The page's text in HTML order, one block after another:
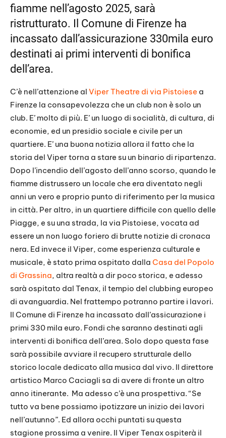
fiamme nell’agosto 2025, sarà
ristrutturato. Il Comune di Firenze ha
incassato dall’assicurazione 330mila euro
destinati ai primi interventi di bonifica
dell’area.
C’è nell’attenzione al Viper Theatre di via Pistoiese a
Firenze la consapevolezza che un club non è solo un
club. E’ molto di più. E’ un luogo di socialità, di cultura, di
economie, ed un presidio sociale e civile per un
quartiere. E’ una buona notizia allora il fatto che la
storia del Viper torna a stare su un binario di ripartenza.
Dopo l’incendio dell’agosto dell’anno scorso, quando le
fiamme distrussero un locale che era diventato negli
anni un vero e proprio punto di riferimento per la musica
in città. Per altro, in un quartiere difficile con quello delle
Piagge, e su una strada, la via Pistoiese, vocata ad
essere un non luogo foriero di brutte notizie di cronaca
nera. Ed invece il Viper, come esperienza culturale e
musicale, è stato prima ospitato dalla Casa del Popolo
di Grassina, altra realtà a dir poco storica, e adesso
sarà ospitato dal Tenax, il tempio del clubbing europeo
di avanguardia. Nel frattempo potranno partire i lavori.
Il Comune di Firenze ha incassato dall’assicurazione i
primi 330 mila euro. Fondi che saranno destinati agli
interventi di bonifica dell’area. Solo dopo questa fase
sarà possibile avviare il recupero strutturale dello
storico locale dedicato alla musica dal vivo. Il direttore
artistico Marco Caciagli sa di avere di fronte un altro
anno itinerante. Ma adesso c’è una prospettiva. “Se
tutto va bene possiamo ipotizzare un inizio dei lavori
nell’autunno”. Ed allora occhi puntati su questa
stagione prossima a venire. Il Viper Tenax ospiterà il